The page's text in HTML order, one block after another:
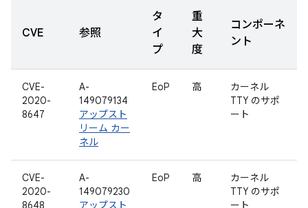
CVE 参照
タ
イ
プ
重
大
度
コンポーネ
ント
CVE-
2020-
8647
A-
149079134
アップスト
リーム カー
ネル
EoP 高
カーネル
TTY のサポ
ート
CVE-
2020-
8648
A-
149079230
アップスト
EoP 高
カーネル
TTY のサポ
ート